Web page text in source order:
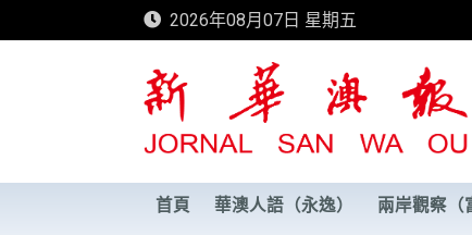
to
2026年08月07日 星期五
新華澳報
首頁 華澳人語（永逸） 兩岸觀察（